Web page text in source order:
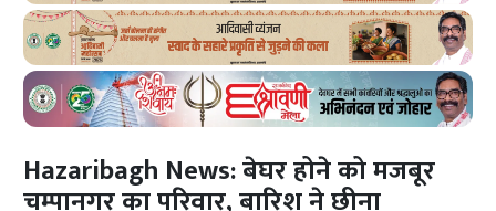
Hazaribagh News: बेघर होने को मजबूर
चम्पानगर का परिवार, बारिश ने छीना